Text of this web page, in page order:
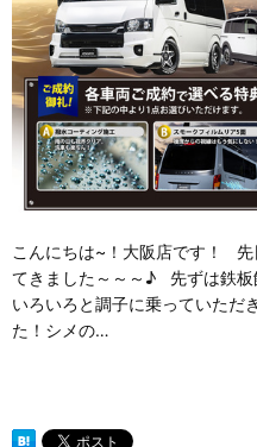
こんにちは~！大阪店です！ 先
てきました～～～♪ 先ずは鉄
いろいろと調子に乗っていた
た！シメの…